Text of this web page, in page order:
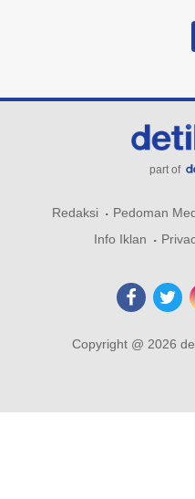
part of
Redaksi Pedoman
Info Iklan
Copyright @ 2026